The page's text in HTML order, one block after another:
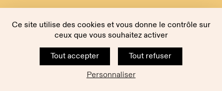
Ce site utilise des cookies et vous donne le contrôle sur
ceux que vous souhaitez activer
Tout accepter
Tout refuser
Personnaliser